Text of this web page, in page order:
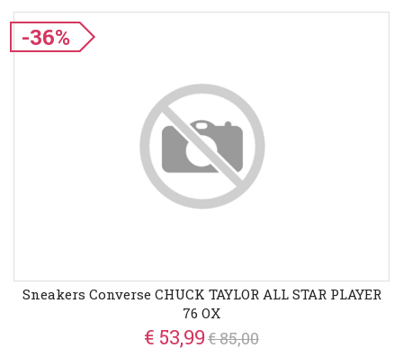
-36%
Sneakers Converse CHUCK TAYLOR ALL STAR PLAYER
76 OX
€ 53,99€ 85,00